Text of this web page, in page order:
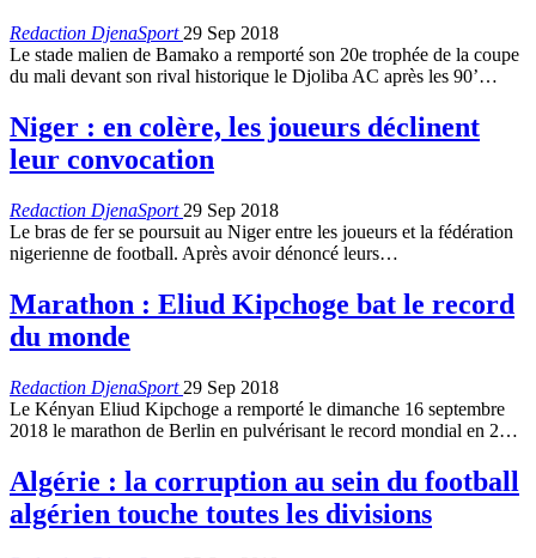
Redaction DjenaSport29 Sep 2018
Le stade malien de Bamako a remporté son 20e trophée de la coupe
du mali devant son rival historique le Djoliba AC après les 90’…
Niger : en colère, les joueurs déclinent
leur convocation
Redaction DjenaSport 29 Sep 2018
Le bras de fer se poursuit au Niger entre les joueurs et la fédération
nigerienne de football. Après avoir dénoncé leurs…
Marathon : Eliud Kipchoge bat le record
du monde
Redaction DjenaSport 29 Sep 2018
Le Kényan Eliud Kipchoge a remporté le dimanche 16 septembre
2018 le marathon de Berlin en pulvérisant le record mondial en 2…
Algérie : la corruption au sein du football
algérien touche toutes les divisions